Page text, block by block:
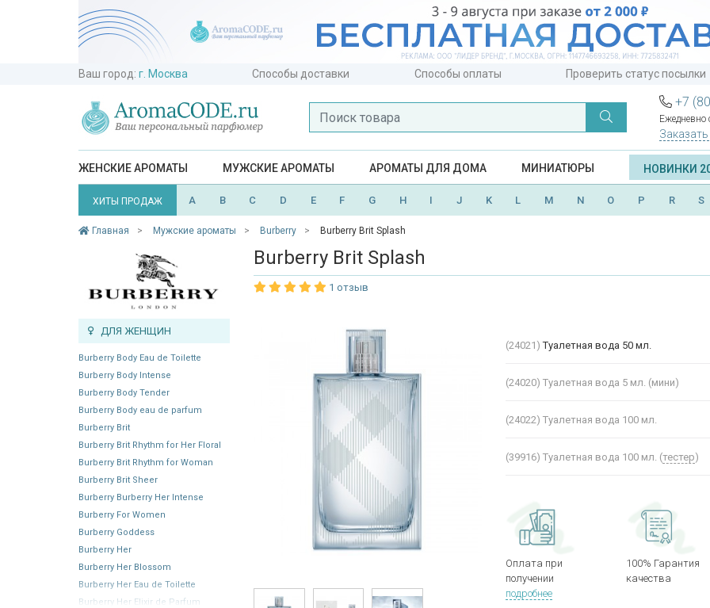
Ваш город: г. Москва Способы доставки Способы оплаты Проверить статус посылки
+7
Ежедневно
ЖЕНСКИЕ АРОМАТЫ МУЖСКИЕ АРОМАТЫ АРОМАТЫ ДЛЯ ДОМА МИНИАТЮРЫ НОВИНКИ
ХИТЫ ПРОДАЖ A B C D E F G H I J K L M N O P R S
Главная Мужские ароматы Burberry Burberry Brit Splash
ДЛЯ ЖЕНЩИН
Burberry Body Eau de Toilette
Burberry Body Intense
Burberry Body Tender
Burberry Body eau de parfum
Burberry Brit
Burberry Brit Rhythm for Her Floral
Burberry Brit Rhythm for Woman
Burberry Brit Sheer
Burberry Burberry Her Intense
Burberry For Women
Burberry Goddess
Burberry Her
Burberry Her Blossom
Burberry Her Eau de Toilette
Burberry Her Elixir de Parfum
Burberry Brit Splash
1 отзыв
(24021) Туалетная вода 50 мл.
(24020) Туалетная вода 5 мл. (мини)
(24022) Туалетная вода 100 мл.
(39916) Туалетная вода 100 мл. (тестер)
Оплата при
получении
подробнее
100% Гарантия
качества